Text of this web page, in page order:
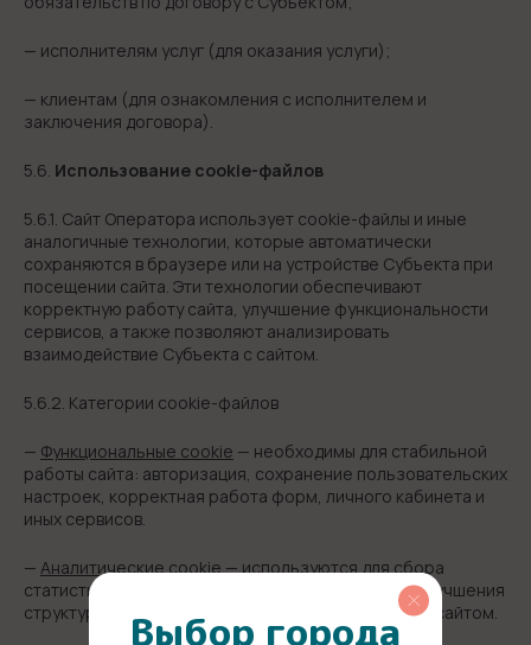
— исполнителям услуг (для оказания услуги);
— клиентам (для ознакомления с исполнителем и
заключения договора).
5.6. Использование сookie-файлов
5.6.1. Сайт Оператора использует cookie-файлы и иные
аналогичные технологии, которые автоматически
сохраняются в браузере или на устройстве Субъекта при
посещении сайта. Эти технологии обеспечивают
корректную работу сайта, улучшение функциональности
сервисов, а также позволяют анализировать
взаимодействие Субъекта с сайтом.
5.6.2. Категории сookie-файлов
— Функциональные cookie — необходимы для стабильной
работы сайта: авторизация, сохранение пользовательских
настроек, корректная работа форм, личного кабинета и
иных сервисов.
— Аналитические cookie— используются для сбора
статистики, анализа поведения пользователей, улучшения
структуры, контента и удобства взаимодействия с сайтом.
Выбор города